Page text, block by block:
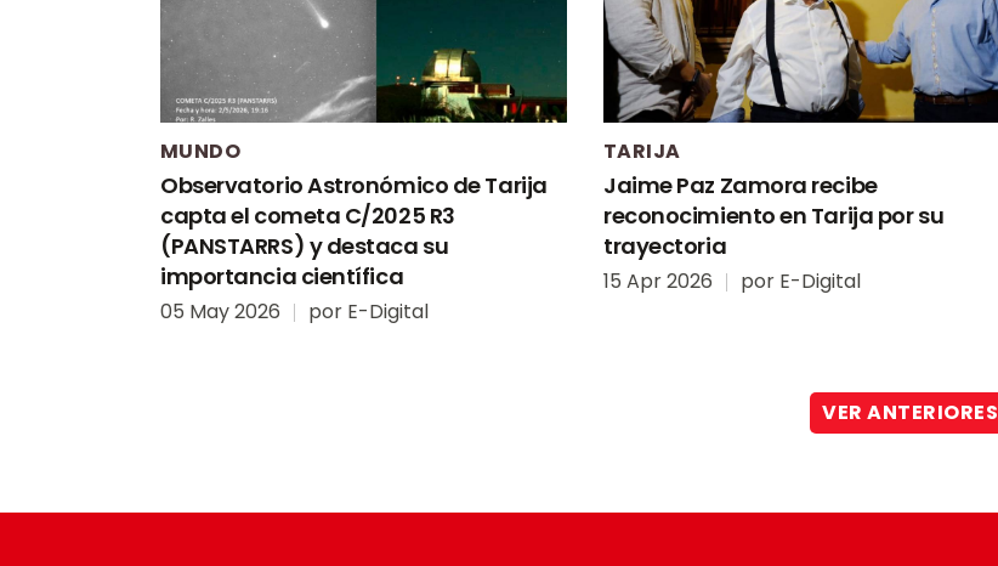
MUNDO
Observatorio Astronómico de Tarija
capta el cometa C/2025 R3
(PANSTARRS) y destaca su
importancia científica
05 May 2026 por E-Digital
TARIJA
Jaime Paz Zamora recibe
reconocimiento en Tarija por su
trayectoria
15 Apr 2026 por E-Digital
VER ANTERIORES